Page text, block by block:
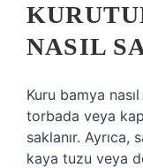
NASIL
Kuru bamya
torbada veya
saklanır. Ayrıca,
kaya tuzu veya